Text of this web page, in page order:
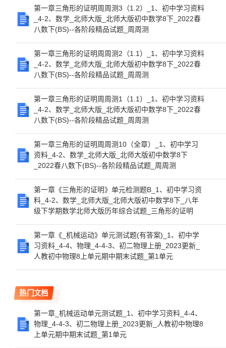
第一章三角形的证明周周测3（1.2）_1、初中学习资料
_4-2、数学_北师大版_北师大版初中数学8下_2022春
八数下(BS)--各阶段精品试题_周周测
第一章三角形的证明周周测2（1.1）_1、初中学习资料
_4-2、数学_北师大版_北师大版初中数学8下_2022春
八数下(BS)--各阶段精品试题_周周测
第一章三角形的证明周周测1（1.1）_1、初中学习资料
_4-2、数学_北师大版_北师大版初中数学8下_2022春
八数下(BS)--各阶段精品试题_周周测
第一章三角形的证明周周测10（全章）_1、初中学习
资料_4-2、数学_北师大版_北师大版初中数学8下
_2022春八数下(BS)--各阶段精品试题_周周测
第一章《三角形的证明》单元检测题B_1、初中学习资
料_4-2、数学_北师大版_北师大版初中数学8下_八年
级下学期数学北师大版历年综合试题_三角形的证明
第一章《_机械运动》单元测试题(有答案)_1、初中学
习资料_4-4、物理_4-4-3、初二物理上册_2023更新_
人教初中物理8上单元期中期末试题_第1单元
热门文档
第一章_机械运动单元测试题_1、初中学习资料_4-4、
物理_4-4-3、初二物理上册_2023更新_人教初中物理8
上单元期中期末试题_第1单元